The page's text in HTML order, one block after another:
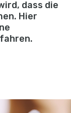
dass die
Hier